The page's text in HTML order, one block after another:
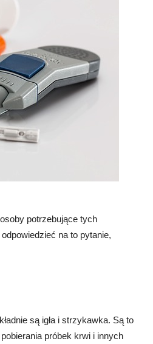
potrzebujące tych
na to pytanie,
są igła i strzykawka. Są to
próbek krwi i innych